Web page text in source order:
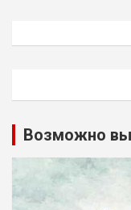
Возможно вы